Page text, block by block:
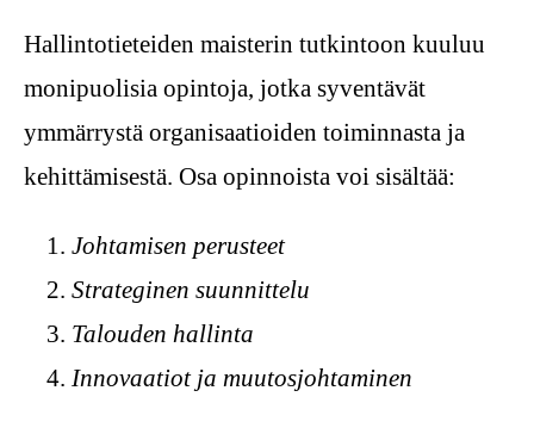
Hallintotieteiden maisterin tutkintoon kuuluu
monipuolisia opintoja, jotka syventävät
ymmärrystä organisaatioiden toiminnasta ja
kehittämisestä. Osa opinnoista voi sisältää:
Johtamisen perusteet
Strateginen suunnittelu
Talouden hallinta
Innovaatiot ja muutosjohtaminen